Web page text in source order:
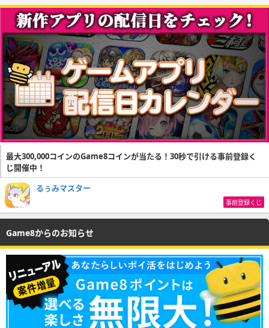
最大300,000コインのGame8コインが当たる！30秒で引ける事前登録く
じ開催中！
るぅみマスター
事前登録くじ
Game8からのお知らせ